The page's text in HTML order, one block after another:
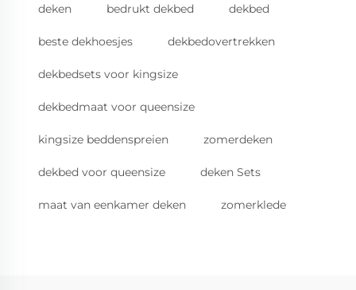
deken bedrukt dekbed dekbed
beste dekhoesjes dekbedovertrekken
dekbedsets voor kingsize
dekbedmaat voor queensize
kingsize beddenspreien zomerdeken
dekbed voor queensize deken Sets
maat van eenkamer deken zomerklede